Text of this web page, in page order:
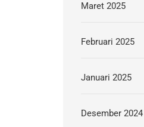
Maret 2025
Februari 2025
Januari 2025
Desember 2024